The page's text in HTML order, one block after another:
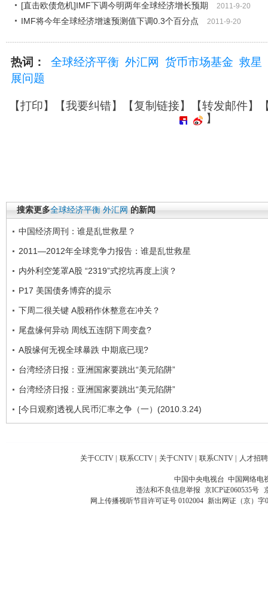
[直击欧债危机]IMF下调今明两年全球经济增长预期 2011-9-20
IMF将今年全球经济增速预测值下调0.3个百分点 2011-9-20
热词： 全球经济平衡 外汇网 货币市场基金 救星
展问题
【打印】【我要纠错】【复制链接】【转发邮件】
】
搜索更多全球经济平衡 外汇网 的新闻
中国经济周刊：谁是乱世救星？
2011—2012年全球竞争力报告：谁是乱世救星
内外利空笼罩A股 “2319”式挖坑再度上演？
P17 美国债务博弈的提示
下周二很关键 A股稍作休整意在冲关？
尾盘缘何异动 周线五连阴下周变盘?
A股缘何无视全球暴跌 中期底已现?
台湾经济日报：亚洲国家要跳出“美元陷阱”
台湾经济日报：亚洲国家要跳出“美元陷阱”
[今日观察]透视人民币汇率之争（一）(2010.3.24)
关于CCTV | 联系CCTV | 关于CNTV | 联系CNTV | 人才招聘
中国中央电视台 中国网络电
违法和不良信息举报 京ICP证060535号
网上传播视听节目许可证号 0102004 新出网证（京）